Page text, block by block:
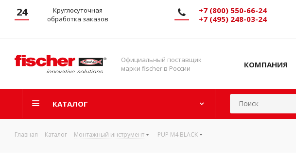
24
Круглосуточная
обработка заказов
+7 (800) 550-66-24
+7 (495) 248-03-24
Официальный поставщик
марки fischer в России
КОМПАНИЯ
КАТАЛОГ
Главная - Каталог - Монтажный инструмент - PUP M4 BLACK